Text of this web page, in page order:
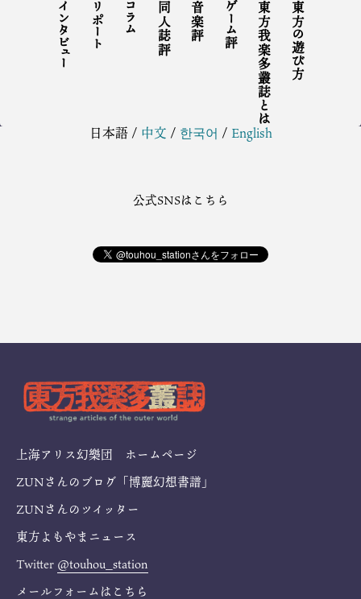
インタビュー リポート コラム 同人誌評 音楽評 ゲーム評 東方我楽多叢誌とは 東方の遊び方
日本語/ 中文 / 한국어 / English
公式SNSはこちら
上海アリス幻樂団 ホームページ
ZUNさんのブログ「博麗幻想書譜」
ZUNさんのツイッター
東方よもやまニュース
Twitter @touhou_station
メールフォームは こちら